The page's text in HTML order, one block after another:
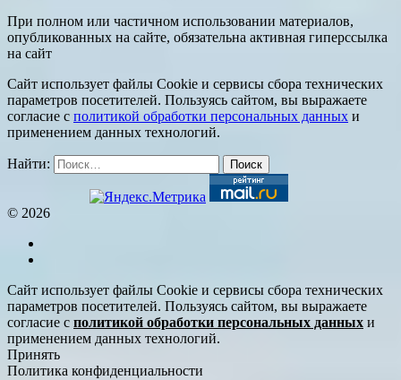
При полном или частичном использовании материалов,
опубликованных на сайте, обязательна активная гиперссылка
на сайт
Сайт использует файлы Cookie и сервисы сбора технических
параметров посетителей. Пользуясь сайтом, вы выражаете
согласие с политикой обработки персональных данных и
применением данных технологий.
Найти:
© 2026
Сайт использует файлы Cookie и сервисы сбора технических
параметров посетителей. Пользуясь сайтом, вы выражаете
согласие с политикой обработки персональных данных и
применением данных технологий.
Принять
Политика конфиденциальности